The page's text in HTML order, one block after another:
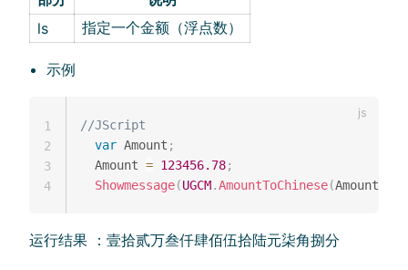
ls
指定一个金额（浮点数）
示例
//JScript
var Amount ;
  Amount
= 123456.78;
Showmessage(UGCM.AmountToChinese(Amount
1
2
3
4
运行结果 ：壹拾贰万叁仟肆佰伍拾陆元柒角捌分